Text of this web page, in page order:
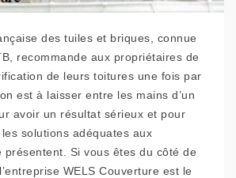
des tuiles et briques, connue
recommande aux propriétaires de
de leurs toitures une fois par
est à laisser entre les mains d’un
avoir un résultat sérieux et pour
solutions adéquates aux
présentent. Si vous êtes du côté de
WELS Couverture est le